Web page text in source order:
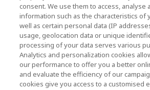
キオクシアホールディングス株
株主・投資家情報
consent. We use them to access, analyse
information such as the characteristics of
well as certain personal data (IP
usage, geolocation data or unique
processing of your data serves various
Analytics and personalization cookies
our performance to offer you a better
and evaluate the efficiency of our
cookies give you access to a customised